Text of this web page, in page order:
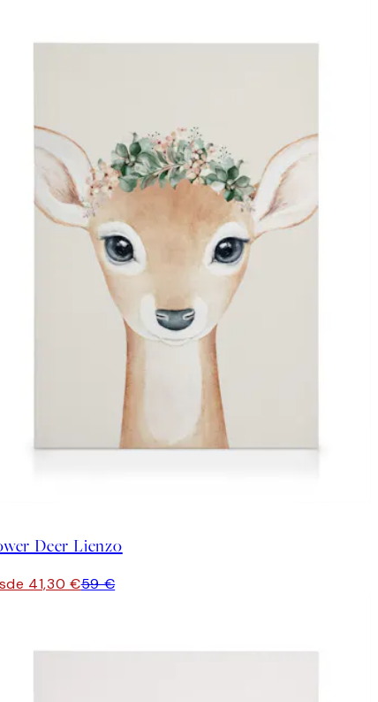
Deer Lienzo
41,30 €59 €